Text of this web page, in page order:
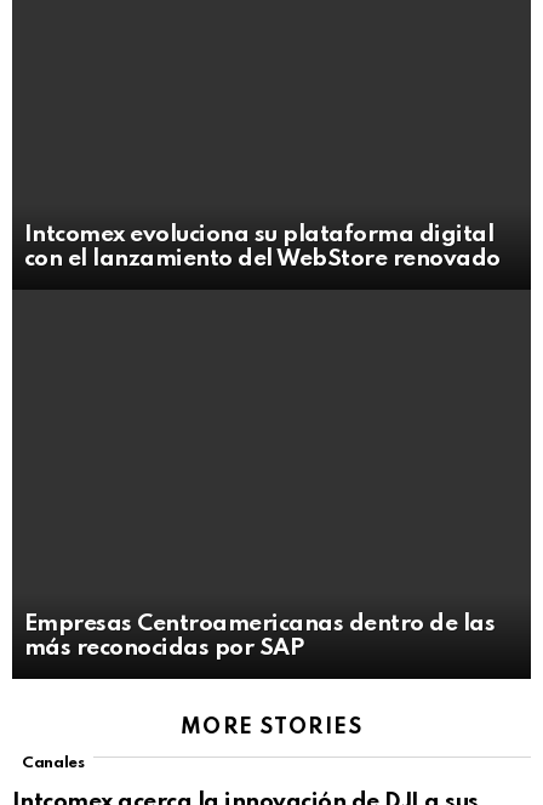
Intcomex evoluciona su plataforma digital
con el lanzamiento del WebStore renovado
Empresas Centroamericanas dentro de las
más reconocidas por SAP
MORE STORIES
Canales